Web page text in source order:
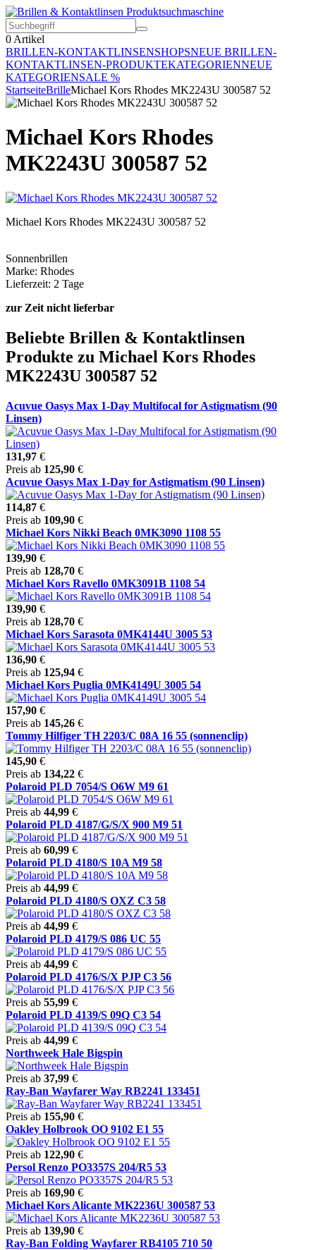
0 Artikel
BRILLEN-KONTAKTLINSENSHOPSNEUE BRILLEN-
KONTAKTLINSEN-PRODUKTEKATEGORIENNEUE
KATEGORIENSALE %
StartseiteBrilleMichael Kors Rhodes MK2243U 300587 52
Michael Kors Rhodes
MK2243U 300587 52
Michael Kors Rhodes MK2243U 300587 52
Sonnenbrillen
Marke: Rhodes
Lieferzeit: 2 Tage
zur Zeit nicht lieferbar
Beliebte Brillen & Kontaktlinsen
Produkte zu Michael Kors Rhodes
MK2243U 300587 52
Acuvue Oasys Max 1-Day Multifocal for Astigmatism (90
Linsen)
131,97 €
Preis ab 125,90 €
Acuvue Oasys Max 1-Day for Astigmatism (90 Linsen)
114,87 €
Preis ab 109,90 €
Michael Kors Nikki Beach 0MK3090 1108 55
139,90 €
Preis ab 128,70 €
Michael Kors Ravello 0MK3091B 1108 54
139,90 €
Preis ab 128,70 €
Michael Kors Sarasota 0MK4144U 3005 53
136,90 €
Preis ab 125,94 €
Michael Kors Puglia 0MK4149U 3005 54
157,90 €
Preis ab 145,26 €
Tommy Hilfiger TH 2203/C 08A 16 55 (sonnenclip)
145,90 €
Preis ab 134,22 €
Polaroid PLD 7054/S O6W M9 61
Preis ab 44,99 €
Polaroid PLD 4187/G/S/X 900 M9 51
Preis ab 60,99 €
Polaroid PLD 4180/S 10A M9 58
Preis ab 44,99 €
Polaroid PLD 4180/S OXZ C3 58
Preis ab 44,99 €
Polaroid PLD 4179/S 086 UC 55
Preis ab 44,99 €
Polaroid PLD 4176/S/X PJP C3 56
Preis ab 55,99 €
Polaroid PLD 4139/S 09Q C3 54
Preis ab 44,99 €
Northweek Hale Bigspin
Preis ab 37,99 €
Ray-Ban Wayfarer Way RB2241 133451
Preis ab 155,90 €
Oakley Holbrook OO 9102 E1 55
Preis ab 122,90 €
Persol Renzo PO3357S 204/R5 53
Preis ab 169,90 €
Michael Kors Alicante MK2236U 300587 53
Preis ab 139,90 €
Ray-Ban Folding Wayfarer RB4105 710 50